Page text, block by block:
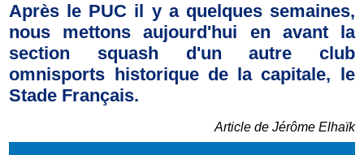
Après le PUC il y a quelques semaines,
nous mettons aujourd'hui en avant la
section squash d'un autre club
omnisports historique de la capitale, le
Stade Français.
Article de Jérôme Elhaïk